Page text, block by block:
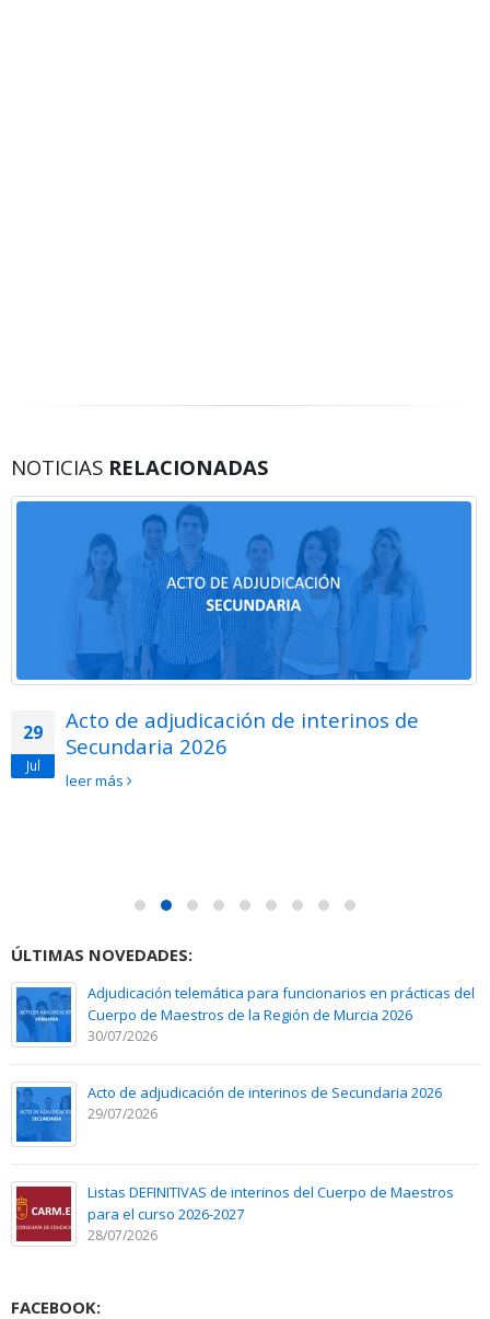
NOTICIAS RELACIONADAS
29
Jul
Acto de adjudicación de interinos de
Secundaria 2026
leer más
ÚLTIMAS NOVEDADES:
Adjudicación telemática para funcionarios en prácticas del
Cuerpo de Maestros de la Región de Murcia 2026
30/07/2026
Acto de adjudicación de interinos de Secundaria 2026
29/07/2026
Listas DEFINITIVAS de interinos del Cuerpo de Maestros
para el curso 2026-2027
28/07/2026
FACEBOOK: